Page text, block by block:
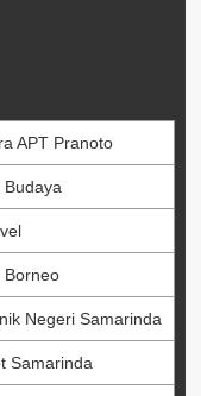
APT Pranoto
Budaya
Borneo
Negeri Samarinda
Samarinda